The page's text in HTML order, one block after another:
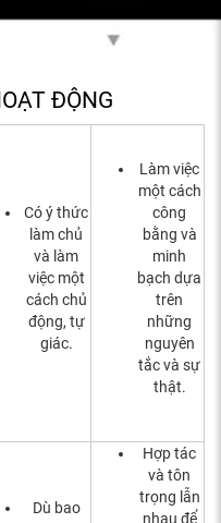
ĐỘNG
Có ý thức
làm chủ
và làm
việc một
cách chủ
động, tự
giác.
Làm việc
một cách
công
bằng và
minh
bạch dựa
trên
những
nguyên
tắc và sự
thật.
Dù bao
Hợp tác
và tôn
trọng lẫn
nhau để